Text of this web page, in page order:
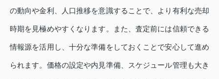
の動向や金利、人口推移を意識することで、より有利な売却
時期を見極めやすくなります。また、査定前には信頼できる
情報源を活用し、十分な準備をしておくことで安心して進め
られます。価格の設定や内見準備、スケジュール管理も大き